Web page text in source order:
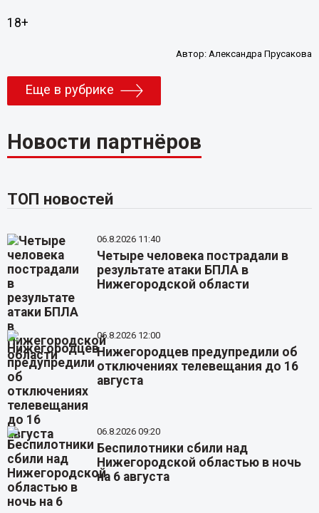
18+
Автор: Александра Прусакова
Еще в рубрике
Новости партнёров
ТОП новостей
06.8.2026 11:40
Четыре человека пострадали в
результате атаки БПЛА в
Нижегородской области
06.8.2026 12:00
Нижегородцев предупредили об
отключениях телевещания до 16
августа
06.8.2026 09:20
Беспилотники сбили над
Нижегородской областью в ночь
на 6 августа